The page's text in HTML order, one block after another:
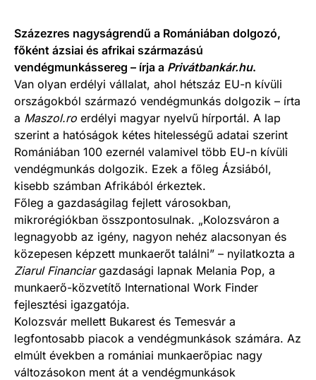
Százezres nagyságrendű a Romániában dolgozó,
főként ázsiai és afrikai származású
vendégmunkássereg – írja a Privátbankár.hu.
Van olyan erdélyi vállalat, ahol hétszáz EU-n kívüli
országokból származó vendégmunkás dolgozik – írta
a Maszol.ro erdélyi magyar nyelvű hírportál. A lap
szerint a hatóságok kétes hitelességű adatai szerint
Romániában 100 ezernél valamivel több EU-n kívüli
vendégmunkás dolgozik. Ezek a főleg Ázsiából,
kisebb számban Afrikából érkeztek.
Főleg a gazdaságilag fejlett városokban,
mikrorégiókban összpontosulnak. „Kolozsváron a
legnagyobb az igény, nagyon nehéz alacsonyan és
közepesen képzett munkaerőt találni” – nyilatkozta a
Ziarul Financiargazdasági lapnak Melania Pop, a
munkaerő-közvetítő International Work Finder
fejlesztési igazgatója.
Kolozsvár mellett Bukarest és Temesvár a
legfontosabb piacok a vendégmunkások számára. Az
elmúlt években a romániai munkaerőpiac nagy
változásokon ment át a vendégmunkások